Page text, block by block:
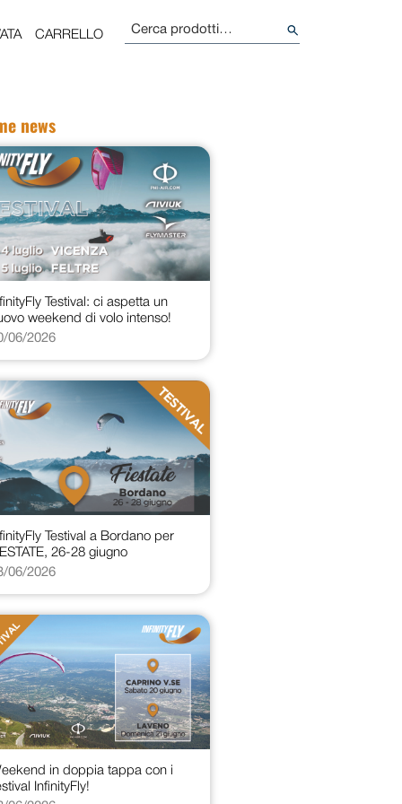
CARRELLO
Cerca:
news
Testival: ci aspetta un
weekend di volo intenso!
06/2026
Testival a Bordano per
26-28 giugno
06/2026
in doppia tappa con i
InfinityFly!